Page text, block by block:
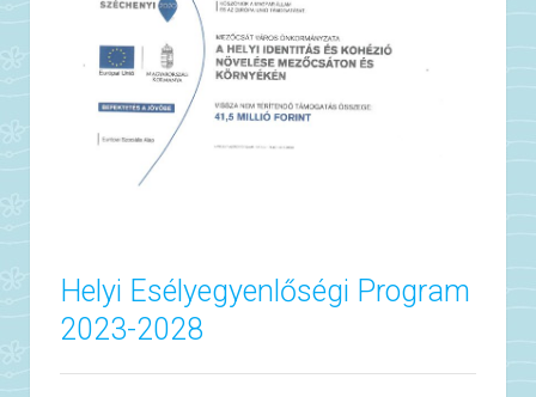
Helyi Esélyegyenlőségi Program
2023-2028